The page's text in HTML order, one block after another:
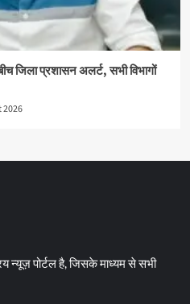
जिला प्रशासन अलर्ट, सभी विभागों
2026
न्यूज़ पोर्टल है, जिसके माध्यम से सभी